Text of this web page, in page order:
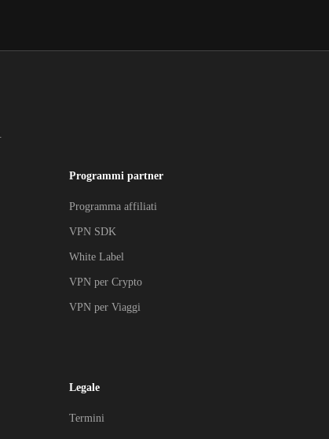
Programmi partner
Programma affiliati
VPN SDK
White Label
VPN per Crypto
VPN per Viaggi
Legale
Termini